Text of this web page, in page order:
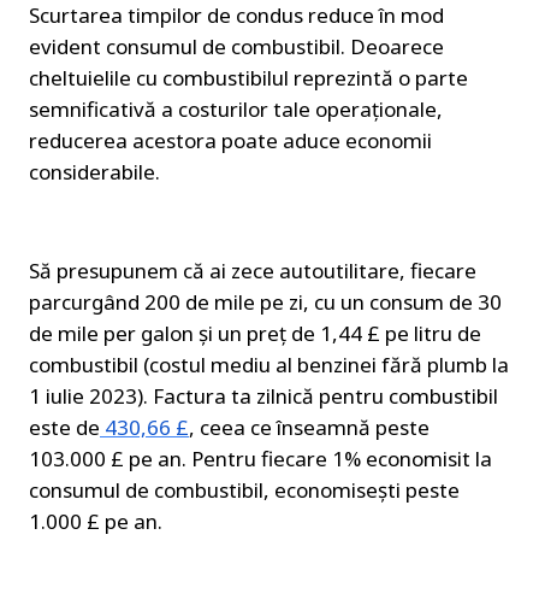
Scurtarea timpilor de condus reduce în mod
evident consumul de combustibil. Deoarece
cheltuielile cu combustibilul reprezintă o parte
semnificativă a costurilor tale operaționale,
reducerea acestora poate aduce economii
considerabile.
Să presupunem că ai zece autoutilitare, fiecare
parcurgând 200 de mile pe zi, cu un consum de 30
de mile per galon și un preț de 1,44 £ pe litru de
combustibil (costul mediu al benzinei fără plumb la
1 iulie 2023). Factura ta zilnică pentru combustibil
este de 430,66 £, ceea ce înseamnă peste
103.000 £ pe an. Pentru fiecare 1% economisit la
consumul de combustibil, economisești peste
1.000 £ pe an.